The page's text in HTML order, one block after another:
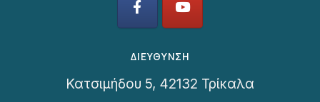
ΔΙΕΥΘΥΝΣΗ
Κατσιμήδου 5, 42132 Τρίκαλα